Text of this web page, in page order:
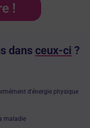
!
dans ceux-ci ?
d'énergie physique
maladie